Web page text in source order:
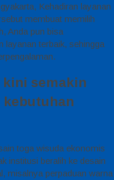
Kehadiran layanan
membuat memilih
Anda pun bisa
layanan terbaik, sehingga
kini semakin
toga wisuda ekonomis
institusi beralih ke desain
misalnya perpaduan warna